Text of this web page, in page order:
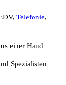
Telefonie,
einer Hand
Spezialisten